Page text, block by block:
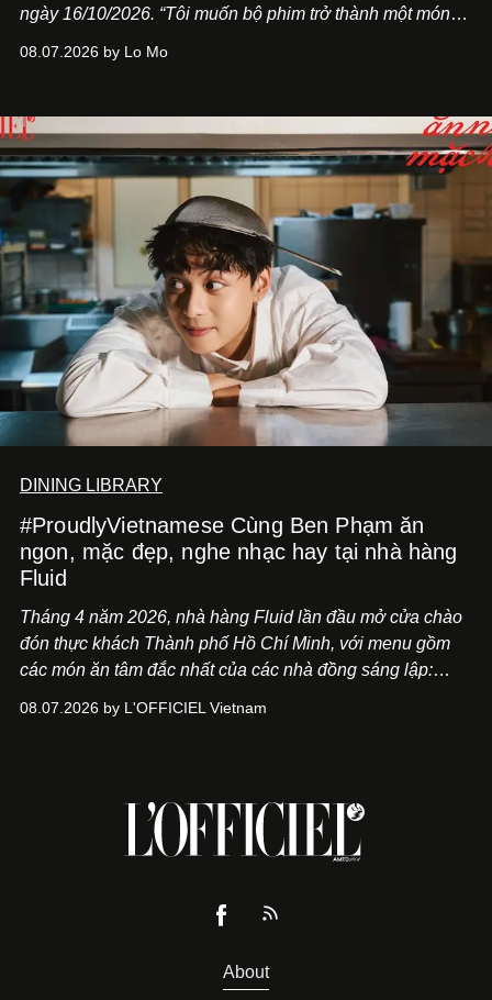
ngày 16/10/2026. “Tôi muốn bộ phim trở thành một món
Việt Nam”, NSX Will Vũ cho biết.
08.07.2026 by Lo Mo
DINING LIBRARY
#ProudlyVietnamese Cùng Ben Phạm ăn
ngon, mặc đẹp, nghe nhạc hay tại nhà hàng
Fluid
Tháng 4 năm 2026, nhà hàng Fluid lần đầu mở cửa chào
đón thực khách Thành phố Hồ Chí Minh, với menu gồm
các món ăn tâm đắc nhất của các nhà đồng sáng lập:
món ăn đa dạng từ Á đến Âu nhanh chóng được yêu thích
08.07.2026 by L'OFFICIEL Vietnam
About